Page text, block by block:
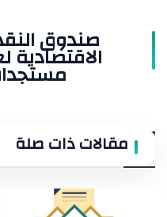
صندوق
مقالات ذات صلة